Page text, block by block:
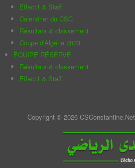
Effectif & Staff
Calendrier du CSC
Résultats & classement
Coupe d'Algérie 2023
ÉQUIPE RÉSERVE
Résultats & classement
Effectif & Staff
Copyright © 2026